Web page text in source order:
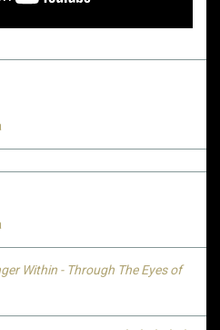
Within - Through The Eyes of